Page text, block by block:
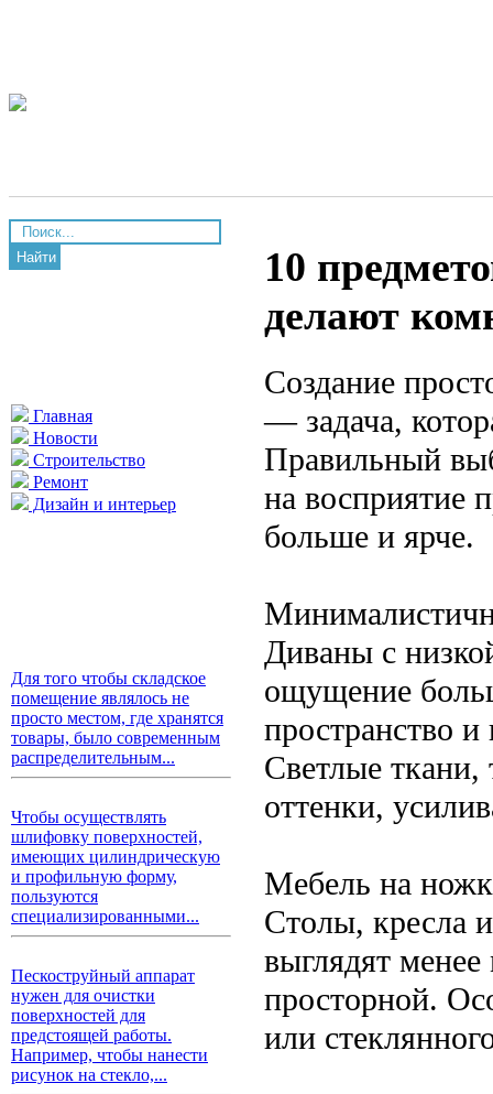
Найти
Главная
Новости
Строительство
Ремонт
Дизайн и интерьер
Для того чтобы складское
помещение являлось не
просто местом, где хранятся
товары, было современным
распределительным...
Чтобы осуществлять
шлифовку поверхностей,
имеющих цилиндрическую
и профильную форму,
пользуются
специализированными...
Пескоструйный аппарат
нужен для очистки
поверхностей для
предстоящей работы.
Например, чтобы нанести
рисунок на стекло,...
10
делают
Создание
— задача,
Правильный
на восприятие
больше и ярче.
Диваны с
ощущение
пространство
Светлые ткани,
оттенки,
Мебель на
Столы, кресла
выглядят
просторной.
или